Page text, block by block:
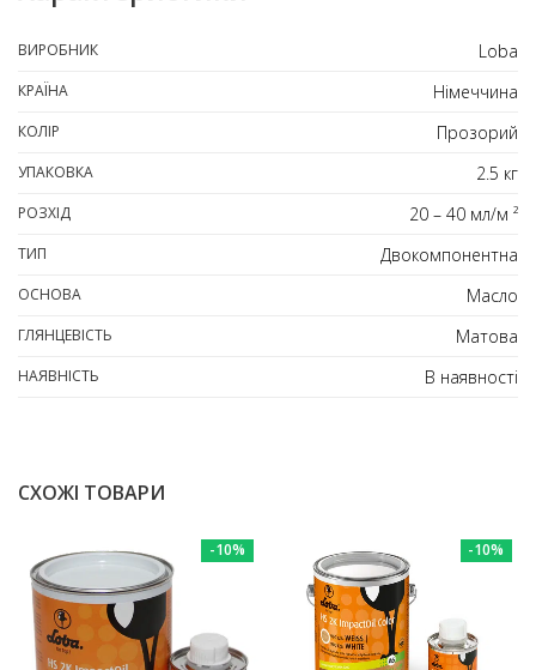
ВИРОБНИК Loba
КРАЇНА Німеччина
КОЛІР Прозорий
УПАКОВКА 2.5 кг
РОЗХІД 20 – 40 мл/м ²
ТИП Двокомпонентна
ОСНОВА Масло
ГЛЯНЦЕВІСТЬ Матова
НАЯВНІСТЬ В наявності
СХОЖІ ТОВАРИ
-10% -10%